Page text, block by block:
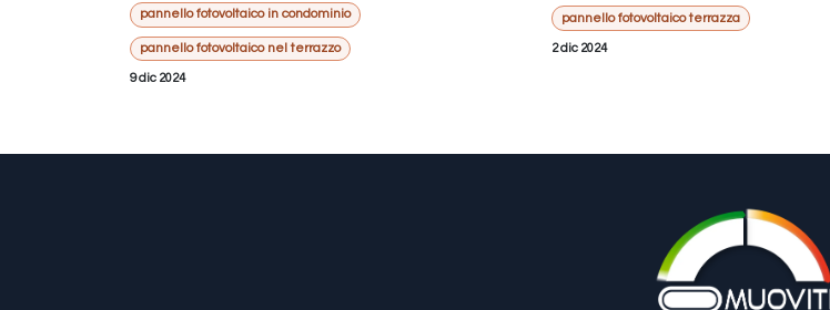
pannello fotovoltaico in condominio
pannello fotovoltaico nel terrazzo
9 dic 2024
pannello fotovoltaico terrazza
2 dic 2024